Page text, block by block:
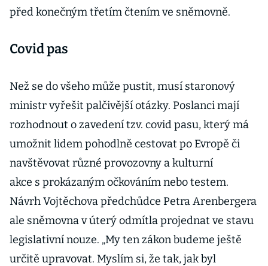
před konečným třetím čtením ve sněmovně.
Covid pas
Než se do všeho může pustit, musí staronový
ministr vyřešit palčivější otázky. Poslanci mají
rozhodnout o zavedení tzv. covid pasu, který má
umožnit lidem pohodlně cestovat po Evropě či
navštěvovat různé provozovny a kulturní
akce s prokázaným očkováním nebo testem.
Návrh Vojtěchova předchůdce Petra Arenbergera
ale sněmovna v úterý odmítla projednat ve stavu
legislativní nouze. „My ten zákon budeme ještě
určitě upravovat. Myslím si, že tak, jak byl